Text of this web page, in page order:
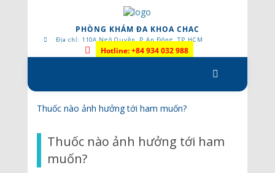
PHÒNG KHÁM ĐA KHOA CHAC
Địa chỉ: 110A Ngô Quyền, P.An Đông, TP.HCM
Hotline: +84 934 032 988
to
content
Thuốc nào ảnh hưởng tới ham muốn?
Thuốc nào ảnh hưởng tới ham
muốn?